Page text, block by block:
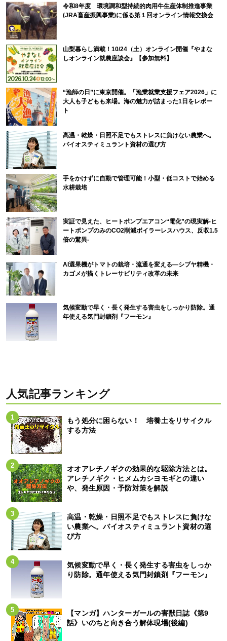
令和8年度 環境調和型持続的肉用牛生産体制推進事業
(JRA畜産振興事業)に係る第１回オンライン情報交換会
山梨暮らし満載！10/24（土）オンライン開催『やまな
しオンライン就農座談会』【参加無料】
“漁師の日”に東京開催。「漁業就業支援フェア2026」に
大人も子どもも来場。海の魅力が詰まった1日をレポー
ト
高温・乾燥・日照不足でもストレスに負けない農業へ。
バイオスティミュラント資材の選び方
手をかけずに自動で管理可能！小型・低コストで始める
水耕栽培
実証で見えた、ヒートポンプエアコン“電化”の現実解-ヒ
ートポンプのみのCO2削減ボイラーレスハウス、反収1.5
倍の驚異-
AI選果機がトマトの栽培・流通を変える―シブヤ精機・
カゴメが描くトレーサビリティ改革の未来
気候変動で早く・長く発生する害虫をしっかり防除。通
年使える気門封鎖剤『フーモン』
人気記事ランキング
もう処分に困らない！ 培養土をリサイクル
する方法
オオアレチノギクの効果的な駆除方法とは。
アレチノギク・ヒメムカシヨモギとの違い
や、発生原因・予防対策を解説
高温・乾燥・日照不足でもストレスに負けな
い農業へ。バイオスティミュラント資材の選
び方
気候変動で早く・長く発生する害虫をしっか
り防除。通年使える気門封鎖剤『フーモン』
【マンガ】ハンターガールの害獣日誌《第9
話》いのちと向き合う解体現場(後編)